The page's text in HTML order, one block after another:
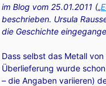
im Blog vom 25.01.2011 („
beschrieben. Ursula
die Geschichte
Dass selbst das Metall
Überlieferung wurde
– die Angaben variieren)